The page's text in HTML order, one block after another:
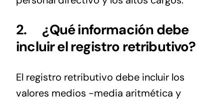
2. ¿Qué información debe
incluir el registro retributivo?
El registro retributivo debe incluir los
valores medios -media aritmética y